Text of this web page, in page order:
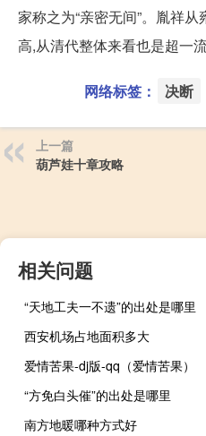
家称之为“亲密无间”。胤祥
高,从清代整体来看也是超一
网络标签： 决断
上一篇
葫芦娃十章攻略
相关问题
“天地工夫一不遗”的出处是哪里
西安机场占地面积多大
爱情苦果-dj版-qq（爱情苦果）
“方免白头催”的出处是哪里
南方地暖哪种方式好